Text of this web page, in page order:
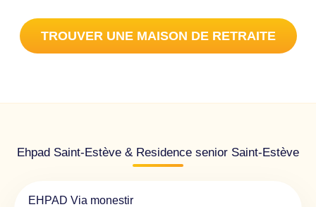
TROUVER UNE MAISON DE RETRAITE
Ehpad Saint-Estève & Residence senior Saint-Estève
EHPAD Via monestir